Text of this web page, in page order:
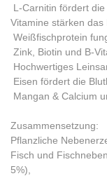
 L-Carnitin fördert
Vitamine stärken das
 Weißfischprotein
 Zink, Biotin und B-
 Hochwertiges
 Eisen fördert die
 Mangan & Calcium
Zusammensetzung:
Pflanzliche
Fisch und
5%),